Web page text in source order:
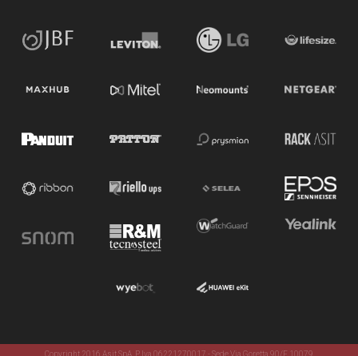
Copyright 2016 Asit SpA. P. Iva 06221270017 - Sede Via Goretta 90/F 10079